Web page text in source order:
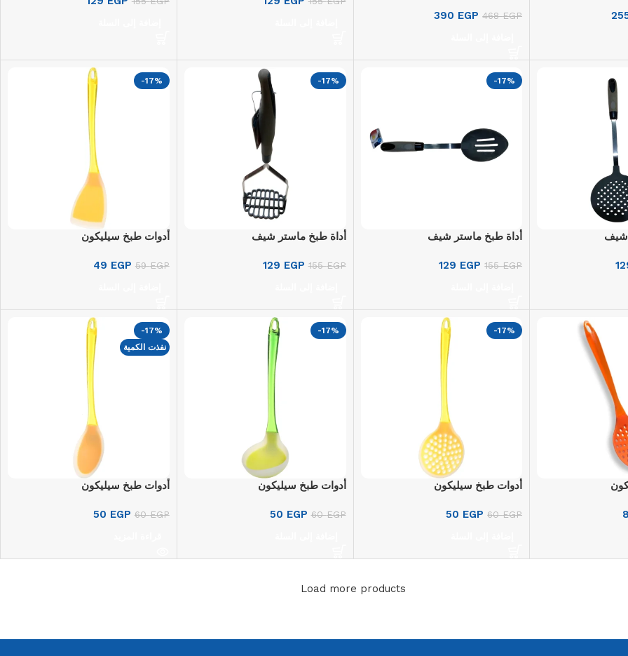
468EGP
390 EGP
شيف
-17%
أداة طبخ ماستر شيف
155EGP
129 EGP
-17%
أداة طبخ ماستر شيف
155EGP
129 EGP
-17%
أدوات طبخ سيليكون
59EGP
49 EGP
-17%
أدوات طبخ سيليكون
60EGP
50 EGP
-17%
أدوات طبخ سيليكون
60EGP
50 EGP
-17%
نفذت الكمية
أدوات طبخ سيليكون
60EGP
50 EGP
Load more products